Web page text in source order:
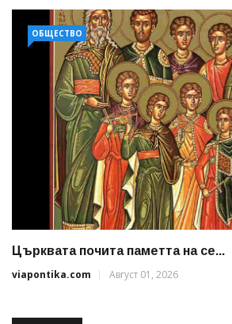
ОБЩЕСТВО
Църквата почита паметта на се...
viapontika.com
Август 01, 2026